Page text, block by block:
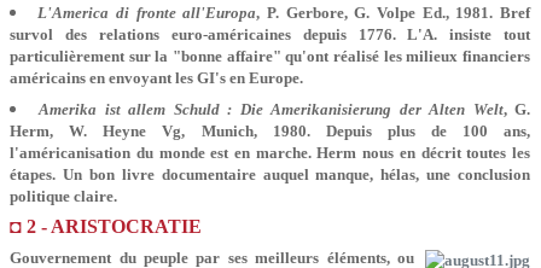
L'America di fronte all'Europa, P. Gerbore, G. Volpe Ed., 1981. Bref
survol des relations euro-américaines depuis 1776. L'A. insiste tout
particulièrement sur la "bonne affaire" qu'ont réalisé les milieux financiers
américains en envoyant les GI's en Europe.
Amerika ist allem Schuld : Die Amerikanisierung der Alten Welt, G.
Herm, W. Heyne Vg, Munich, 1980. Depuis plus de 100 ans,
l'américanisation du monde est en marche. Herm nous en décrit toutes les
étapes. Un bon livre documentaire auquel manque, hélas, une conclusion
politique claire.
◘ 2 - ARISTOCRATIE
Gouvernement du peuple par ses meilleurs éléments, ou